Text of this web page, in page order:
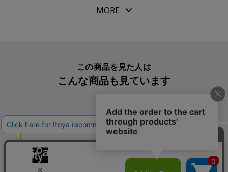
ドイツMORE
この商品を見た人は
こんな商品も見ています
こんな商品も買っています